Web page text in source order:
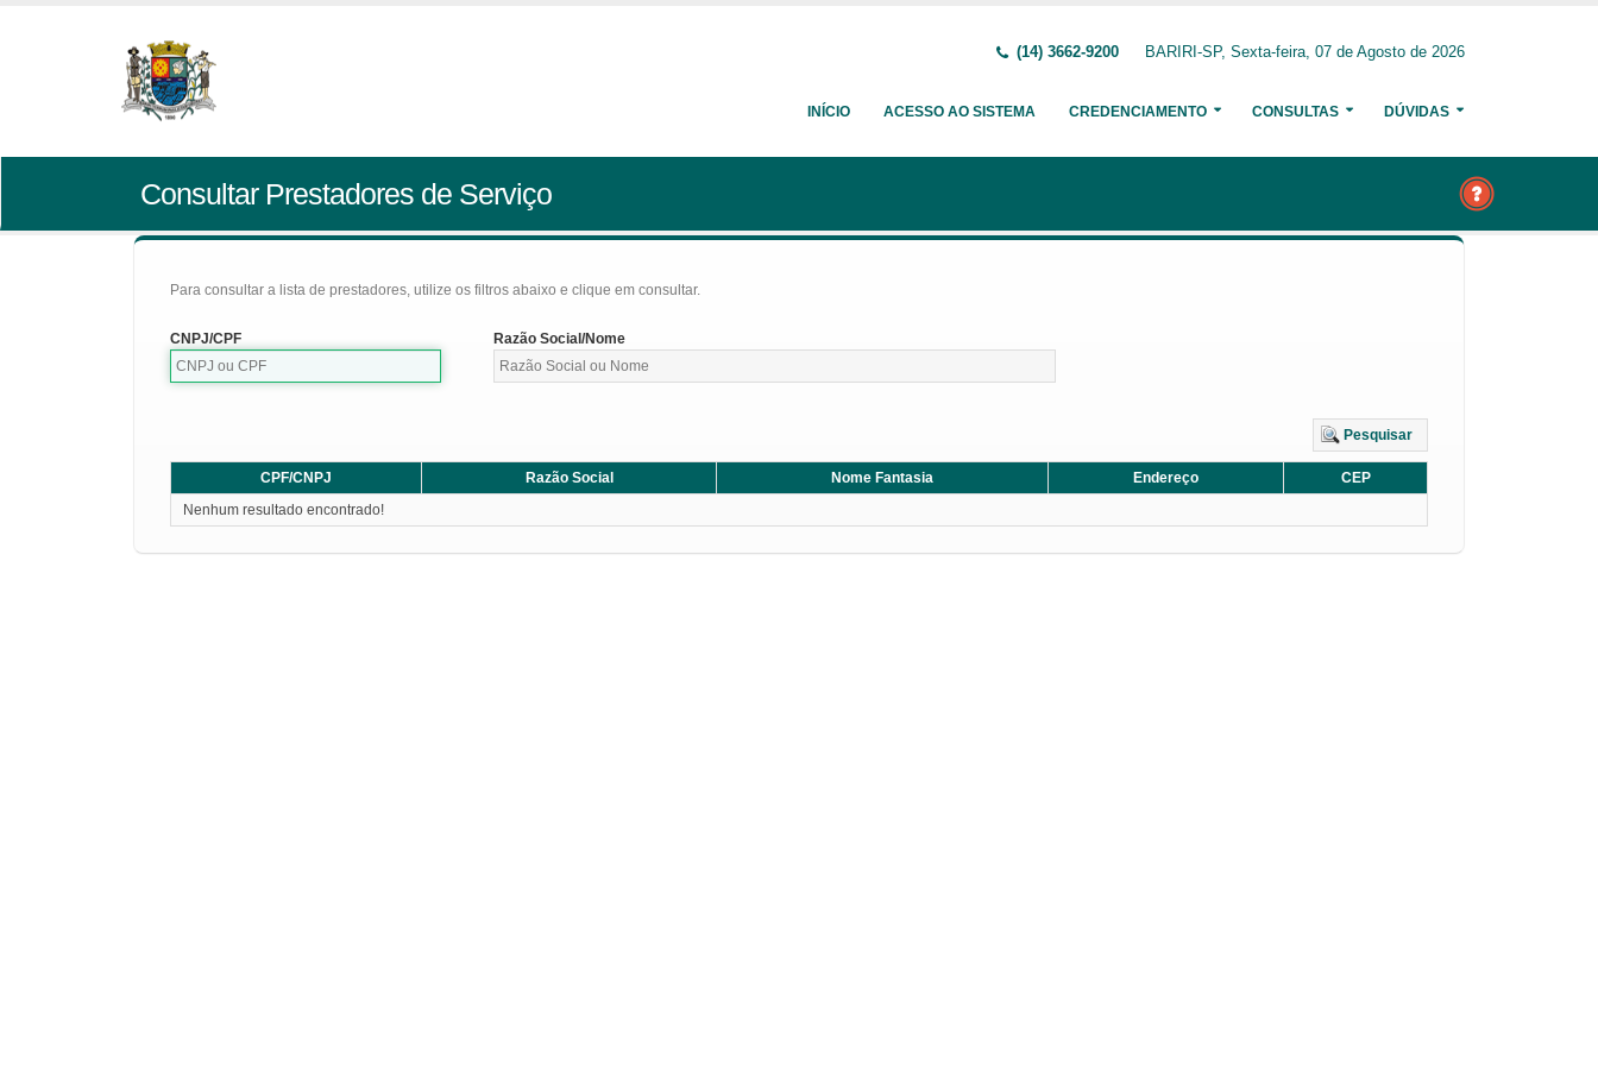
(14) 3662-9200 BARIRI-SP, Sexta-feira, 07 de Agosto de 2026
INÍCIO ACESSO AO SISTEMA CREDENCIAMENTO CONSULTAS DÚVIDAS
Consultar Prestadores de Serviço
Para consultar a lista de prestadores, utilize os filtros abaixo e clique em consultar.
CNPJ/CPF Razão Social/Nome
Pesquisar
CPF/CNPJ Razão Social Nome Fantasia Endereço
CEP
Nenhum resultado encontrado!